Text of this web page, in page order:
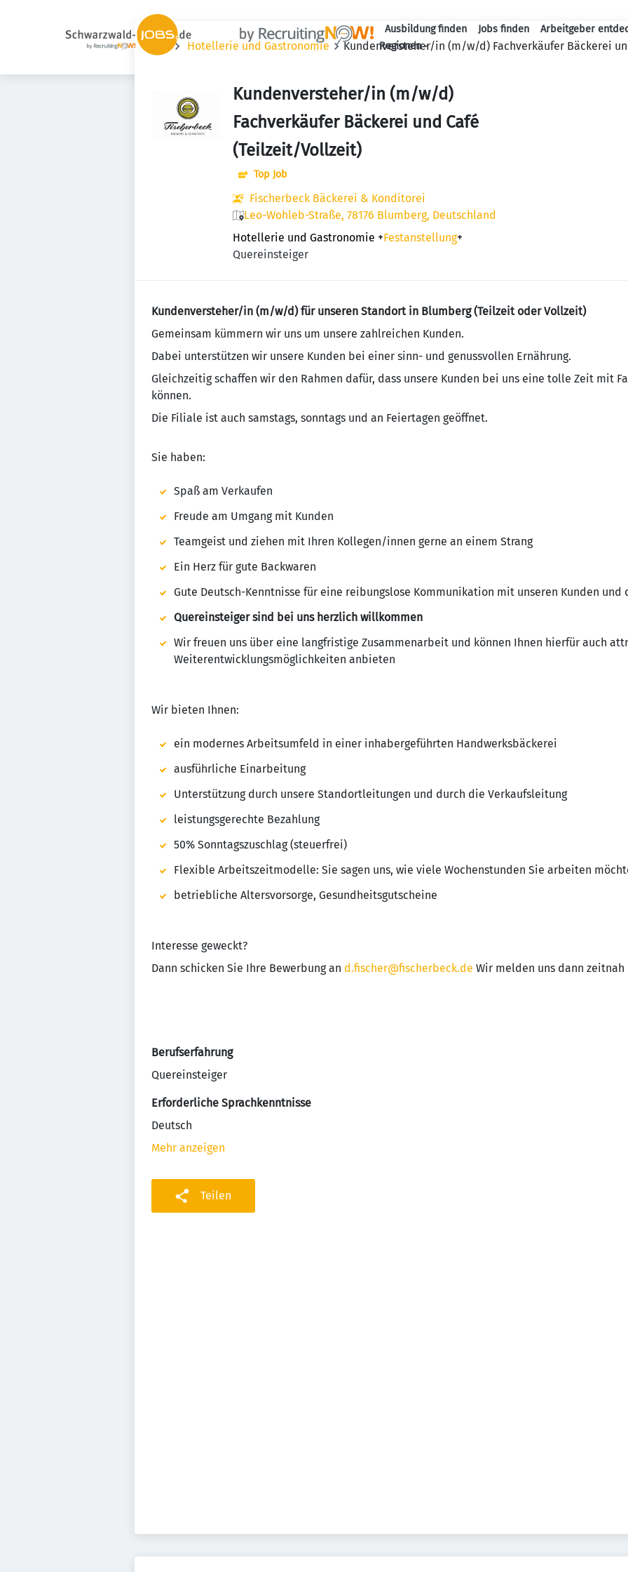
Haupt-Navigation
Ausbildung finden Jobs finden
Arbeitgeber
Regionen
Hotellerie und Gastronomie Kundenversteher/in (m/w/d) Fachverkäufer Bäckerei
Kundenversteher/in (m/w/d)
Fachverkäufer Bäckerei und Café
(Teilzeit/Vollzeit)
Top Job
Fischerbeck Bäckerei & Konditorei
Leo-Wohleb-Straße, 78176 Blumberg, Deutschland
Hotellerie und Gastronomie +Festanstellung+
Quereinsteiger
Kundenversteher/in (m/w/d) für unseren Standort in Blumberg (Teilzeit oder Vollzeit)
Gemeinsam kümmern wir uns um unsere zahlreichen Kunden.
Dabei unterstützen wir unsere Kunden bei einer sinn- und genussvollen Ernährung.
Gleichzeitig schaffen wir den Rahmen dafür, dass unsere Kunden bei uns eine tolle Zeit mit
können.
Die Filiale ist auch samstags, sonntags und an Feiertagen geöffnet.
Sie haben:
Spaß am Verkaufen
Freude am Umgang mit Kunden
Teamgeist und ziehen mit Ihren Kollegen/innen gerne an einem Strang
Ein Herz für gute Backwaren
Gute Deutsch-Kenntnisse für eine reibungslose Kommunikation mit unseren Kunden
Quereinsteiger sind bei uns herzlich willkommen
Wir freuen uns über eine langfristige Zusammenarbeit und können Ihnen hierfür auch
Weiterentwicklungsmöglichkeiten anbieten
Wir bieten Ihnen:
ein modernes Arbeitsumfeld in einer inhabergeführten Handwerksbäckerei
ausführliche Einarbeitung
Unterstützung durch unsere Standortleitungen und durch die Verkaufsleitung
leistungsgerechte Bezahlung
50% Sonntagszuschlag (steuerfrei)
Flexible Arbeitszeitmodelle: Sie sagen uns, wie viele Wochenstunden Sie arbeiten
betriebliche Altersvorsorge, Gesundheitsgutscheine
Interesse geweckt?
Dann schicken Sie Ihre Bewerbung an d.fischer@fischerbeck.de Wir melden uns dann zeitnah
Berufserfahrung
Quereinsteiger
Erforderliche Sprachkenntnisse
Deutsch
Mehr anzeigen
Teilen